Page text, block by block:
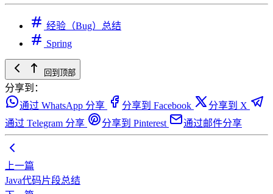
经验（Bug）总结
Spring
回到顶部
分享到：
通过 WhatsApp 分享
分享到 Facebook
分享到 X
通过 Telegram 分享
分享到 Pinterest 通过邮件分享
上一篇
Java代码片段总结